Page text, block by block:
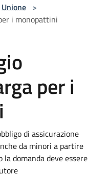
Unione >
i monopattini
per i
di assicurazione
da minori a partire
domanda deve essere